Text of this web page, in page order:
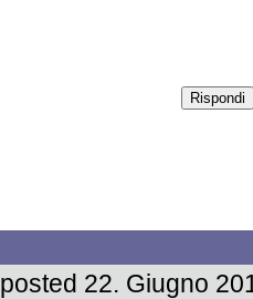
posted 22. Giugno